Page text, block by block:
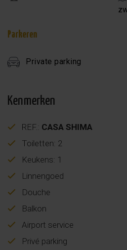
Parkeren
Private parking
Kenmerken
REF.: CASA SHIMA
Toiletten: 2
Keukens: 1
Linnengoed
Douche
Balkon
Airport service
Privé parking